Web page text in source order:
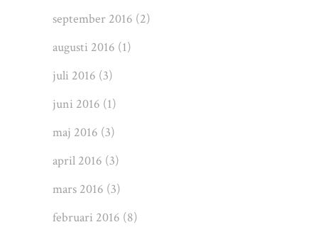
september 2016 (2)
augusti 2016 (1)
juli 2016 (3)
juni 2016 (1)
maj 2016 (3)
april 2016 (3)
mars 2016 (3)
februari 2016 (8)